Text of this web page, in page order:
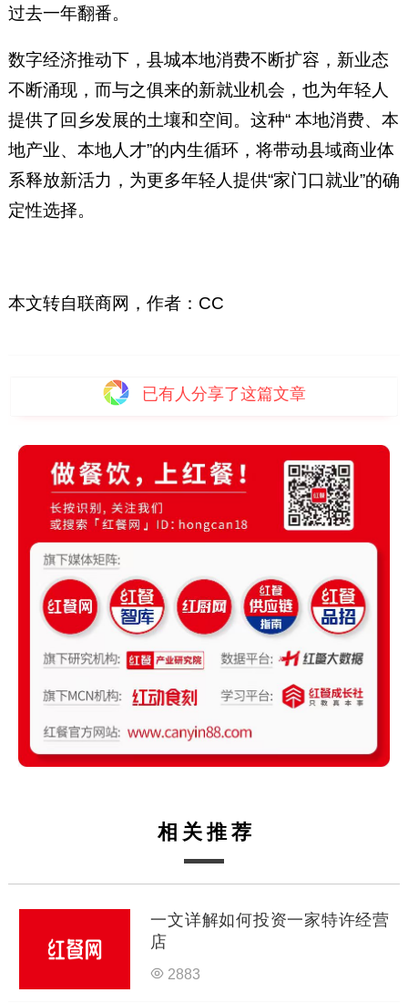
过去一年翻番。
数字经济推动下，县城本地消费不断扩容，新业态
不断涌现，而与之俱来的新就业机会，也为年轻人
提供了回乡发展的土壤和空间。这种“ 本地消费、本
地产业、本地人才”的内生循环，将带动县域商业体
系释放新活力，为更多年轻人提供“家门口就业”的确
定性选择。
本文转自联商网，作者：CC
已有 人分享了这篇文章
相关推荐
一文详解如何投资一家特许经营
店
2883